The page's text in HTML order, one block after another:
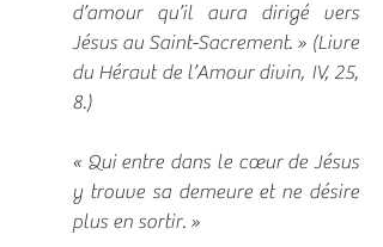
d’amour qu’il aura dirigé vers
Jésus au Saint-Sacrement. » (Livre
du Héraut de l’Amour divin, IV, 25,
8.​)
« Qui entre dans le cœur de Jésus
y trouve sa demeure et ne désire
plus en sortir. »